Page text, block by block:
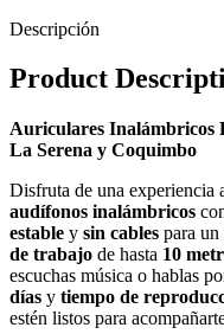
Descripción
Product
Auriculares Inalámbricos
La Serena y Coquimbo
Disfruta de una experiencia
audífonos inalámbricos
estable y sin cables para
de trabajo de hasta 10
escuchas música o hablas
días y tiempo de
estén listos para